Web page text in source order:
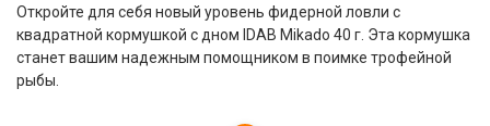
Откройте для себя новый уровень фидерной ловли с
квадратной кормушкой с дном IDAB Mikado 40 г. Эта кормушка
станет вашим надежным помощником в поимке трофейной
рыбы.